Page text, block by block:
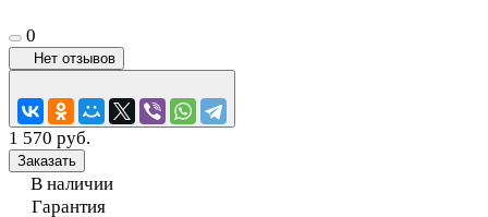
0
Нет отзывов
1 570 руб.
Заказать
В наличии
Гарантия